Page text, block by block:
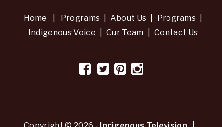
Home Programs About Us Programs
Indigenous Voice
Our Team Contact Us
Copyright © 2026 - Indigenous Television